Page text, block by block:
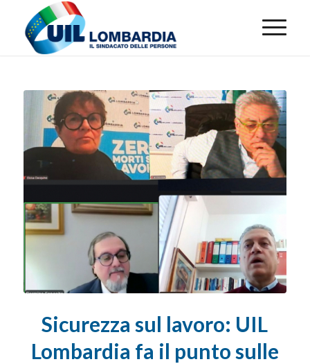
Sicurezza sul lavoro: UIL
Lombardia fa il punto sulle